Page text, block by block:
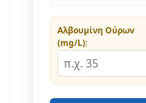
Αλβουμίνη Ούρων
(mg/L):